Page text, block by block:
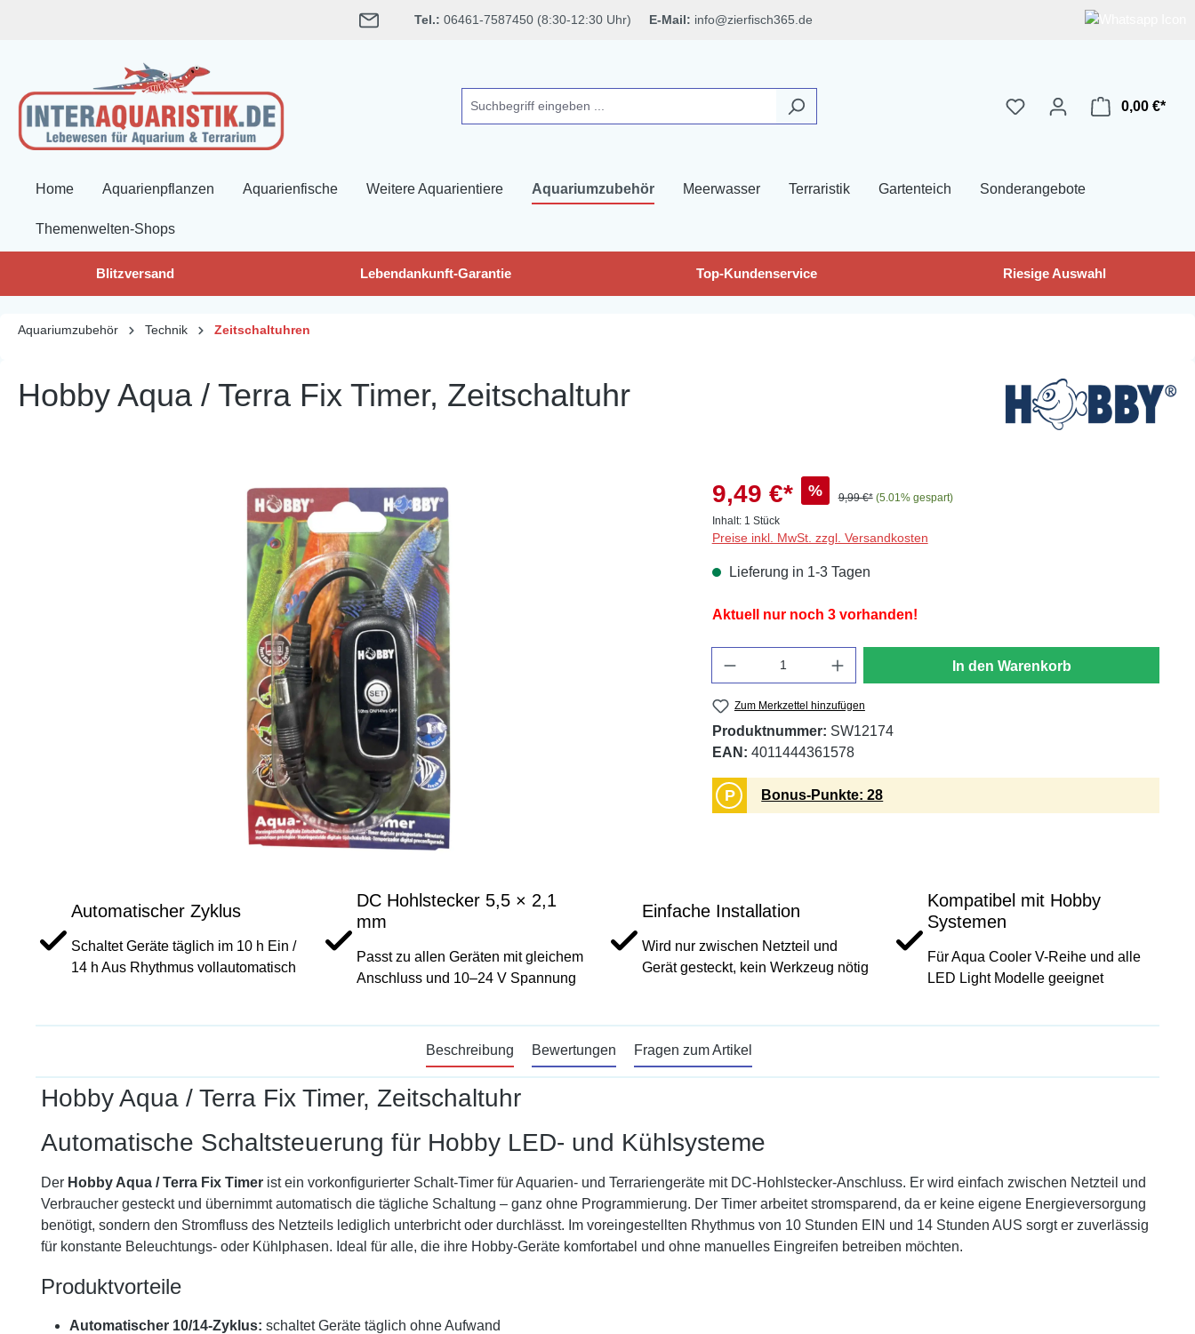
Tel.: 06461-7587450 (8:30-12:30 Uhr) E-Mail: info@zierfisch365.de
0,00 €*
Home Aquarienpflanzen Aquarienfische Weitere Aquarientiere Aquariumzubehör Meerwasser Terraristik Gartenteich Sonderangebote
Themenwelten-Shops
Blitzversand Lebendankunft-Garantie Top-Kundenservice Riesige Auswahl
Aquariumzubehör Technik Zeitschaltuhren
Hobby Aqua / Terra Fix Timer, Zeitschaltuhr
9,49 €* % 9,99 €* (5.01% gespart)
Inhalt: 1 Stück
Preise inkl. MwSt. zzgl. Versandkosten
Lieferung in 1-3 Tagen
Aktuell nur noch 3 vorhanden!
In den Warenkorb
Zum Merkzettel hinzufügen
Produktnummer: SW12174
EAN: 4011444361578
P Bonus-Punkte: 28
Automatischer Zyklus
Schaltet Geräte täglich im 10 h Ein /
14 h Aus Rhythmus vollautomatisch
DC Hohlstecker 5,5 × 2,1
mm
Passt zu allen Geräten mit gleichem
Anschluss und 10–24 V Spannung
Einfache Installation
Wird nur zwischen Netzteil und
Gerät gesteckt, kein Werkzeug nötig
Kompatibel mit Hobby
Systemen
Für Aqua Cooler V-Reihe und alle
LED Light Modelle geeignet
Beschreibung Bewertungen Fragen zum Artikel
Hobby Aqua / Terra Fix Timer, Zeitschaltuhr
Automatische Schaltsteuerung für Hobby LED- und Kühlsysteme
Der Hobby Aqua / Terra Fix Timer ist ein vorkonfigurierter Schalt-Timer für Aquarien- und Terrariengeräte mit DC-Hohlstecker-Anschluss. Er wird einfach zwischen Netzteil und
Verbraucher gesteckt und übernimmt automatisch die tägliche Schaltung – ganz ohne Programmierung. Der Timer arbeitet stromsparend, da er keine eigene Energieversorgung
benötigt, sondern den Stromfluss des Netzteils lediglich unterbricht oder durchlässt. Im voreingestellten Rhythmus von 10 Stunden EIN und 14 Stunden AUS sorgt er zuverlässig
für konstante Beleuchtungs- oder Kühlphasen. Ideal für alle, die ihre Hobby-Geräte komfortabel und ohne manuelles Eingreifen betreiben möchten.
Produktvorteile
Automatischer 10/14-Zyklus: schaltet Geräte täglich ohne Aufwand